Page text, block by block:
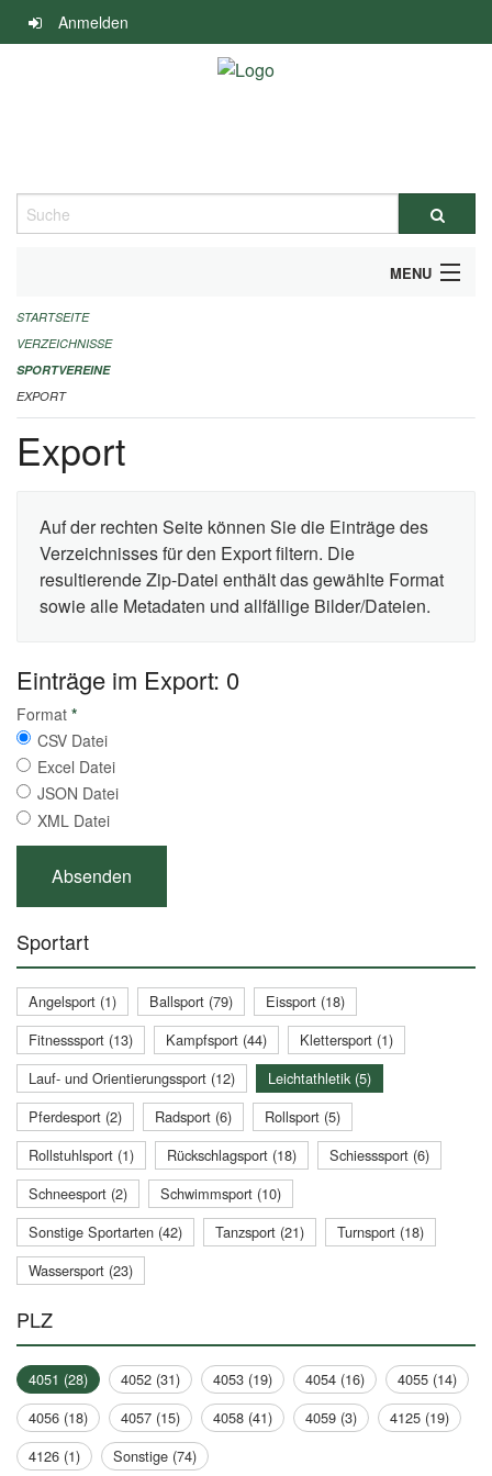
Navigation
überspringen
Anmelden
Suche
MENU
ALLGEMEINE INFORMATIONEN
FINANZIELLE UNTERSTÜTZUNG BENÖTIGT?
KONTAKT
STARTSEITE
VERZEICHNISSE
SPORTVEREINE
EXPORT
Export
Auf der rechten Seite können Sie die Einträge des
Verzeichnisses für den Export filtern. Die
resultierende Zip-Datei enthält das gewählte Format
sowie alle Metadaten und allfällige Bilder/Dateien.
Einträge im Export: 0
Format *
CSV Datei
Excel Datei
JSON Datei
XML Datei
Sportart
Angelsport (1) Ballsport (79)
Eissport (18)
Fitnesssport (13)
Kampfsport (44)
Klettersport (1)
Lauf- und Orientierungssport (12)
Leichtathletik (5)
Pferdesport (2)
Radsport (6)
Rollsport (5)
Rollstuhlsport (1)
Rückschlagsport (18)
Schiesssport (6)
Schneesport (2)
Schwimmsport (10)
Sonstige Sportarten (42)
Tanzsport (21)
Turnsport (18)
Wassersport (23)
PLZ
4051 (28) 4052 (31) 4053 (19) 4054 (16)
4055 (14)
4056 (18)
4057 (15) 4058 (41) 4059 (3)
4125 (19)
4126 (1)
Sonstige (74)